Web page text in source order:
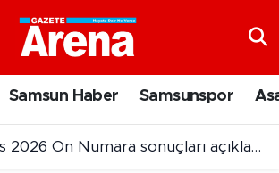
Samsun Haber Samsunspor
On Numara sonuçları açıklandı
Vakitleri